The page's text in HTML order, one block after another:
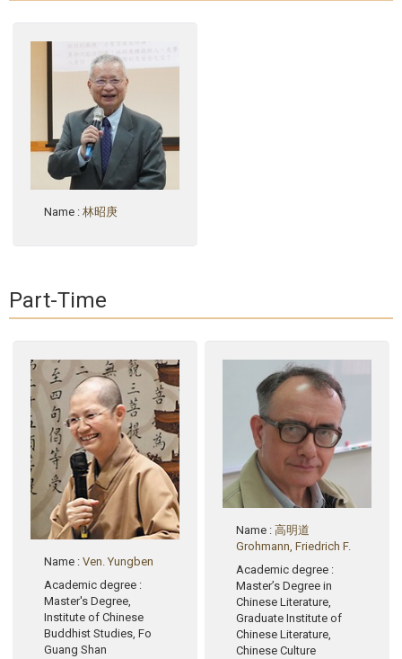
Name :林昭庚
Part-Time
Name :Ven. Yungben
Academic degree :
Master's Degree,
Institute of Chinese
Buddhist Studies, Fo
Guang Shan
Name :高明道
Grohmann, Friedrich F.
Academic degree :
Master’s Degree in
Chinese Literature,
Graduate Institute of
Chinese Literature,
Chinese Culture